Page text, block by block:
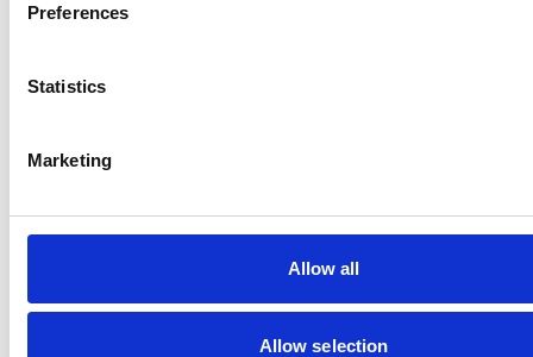
Preferences
Statistics
Marketing
Allow all
Allow selection
Ervaar je problemen met de e-learning? Bekijk of je vraag
Neem dancontactmet ons op.